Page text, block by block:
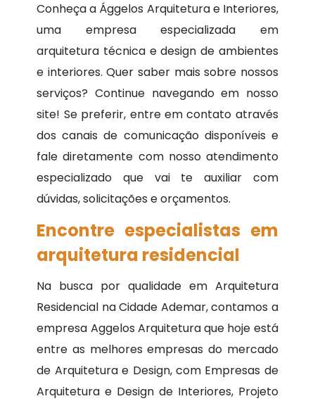
Conheça a Ággelos Arquitetura e Interiores,
uma empresa especializada em
arquitetura técnica e design de ambientes
e interiores. Quer saber mais sobre nossos
serviços? Continue navegando em nosso
site! Se preferir, entre em contato através
dos canais de comunicação disponíveis e
fale diretamente com nosso atendimento
especializado que vai te auxiliar com
dúvidas, solicitações e orçamentos.
Encontre especialistas em
arquitetura residencial
Na busca por qualidade em Arquitetura
Residencial na Cidade Ademar, contamos a
empresa Aggelos Arquitetura que hoje está
entre as melhores empresas do mercado
de Arquitetura e Design, com Empresas de
Arquitetura e Design de Interiores, Projeto